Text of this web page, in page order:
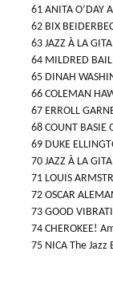
61 ANITA O’DAY
62 BIX
63 JAZZ À LA
64 MILDRED
65 DINAH
66 COLEMAN
67 ERROLL
68 COUNT BASIE
69 DUKE
70 JAZZ À LA
71 LOUIS
72 OSCAR
73 GOOD
74 CHEROKEE!
75 NICA The Jazz